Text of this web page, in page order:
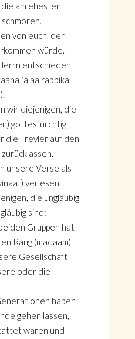
am ehesten
von euch, der
würde.
entschieden
`alaa rabbika
wir diejenigen, die
gottesfürchtig
die Frevler auf den
unsere Verse als
verlesen
die ungläubig
sind:
Gruppen hat
Rang (maqaam)
Gesellschaft
oder die
haben
gehen lassen,
waren und